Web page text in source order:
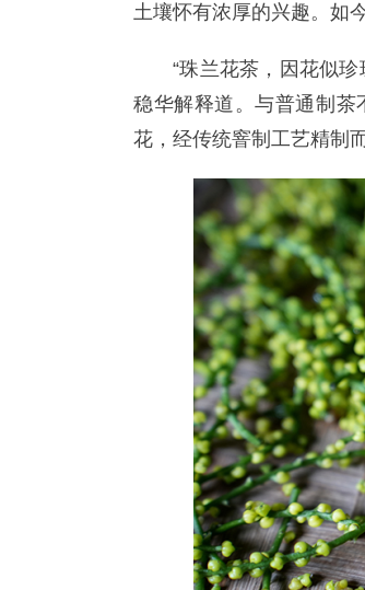
土壤怀有浓厚的兴趣。如
“珠兰花茶，因花似
稳华解释道。与普通制茶
花，经传统窨制工艺精制而